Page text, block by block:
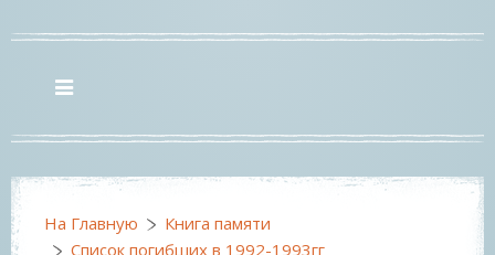
На Главную
Книга памяти
Список погибших в 1992-1993гг